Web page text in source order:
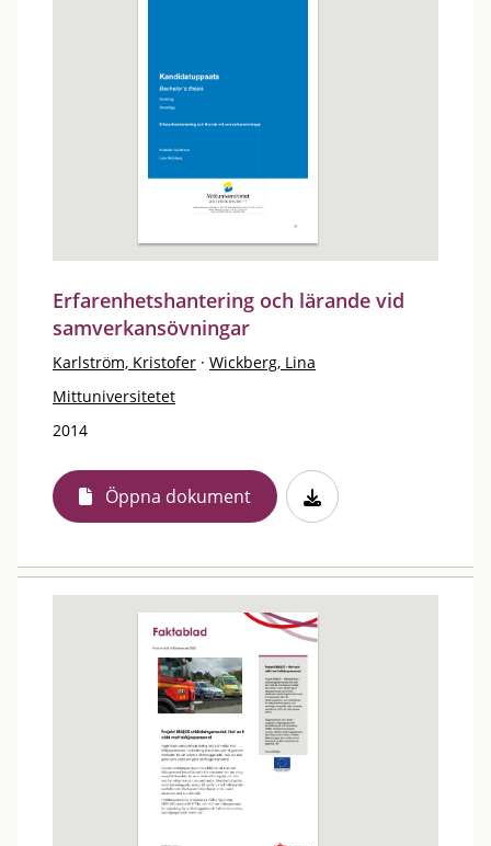
Erfarenhetshantering och lärande vid
samverkansövningar
Karlström, Kristofer · Wickberg, Lina
Mittuniversitetet
2014
Öppna dokument